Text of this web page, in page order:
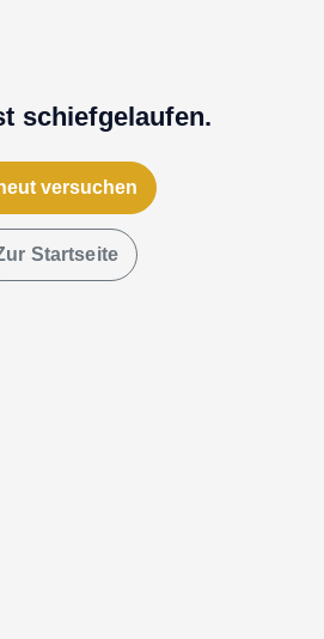
schiefgelaufen.
versuchen
Startseite